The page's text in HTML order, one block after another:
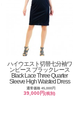
ハイウエスト切替七分袖ワ
ンピース ブラックレース
Black Lace Three Quarter
Sleeve High Waisted Dress
通常価格 45,000円
39,000円(税別)